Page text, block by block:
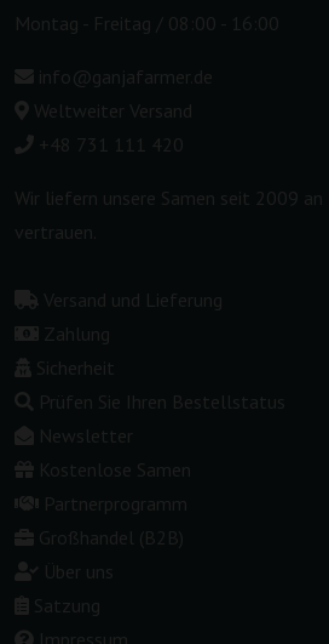
Montag - Freitag / 08:00 - 16:00
info@ganjafarmer.de
Weltweiter Versand
+48 731 111 420
Wir liefern unsere Samen seit 2009 an
vertrauen.
Versand und Lieferung
Zahlung
Sicherheit
Prüfen Sie Ihren Bestellstatus
Newsletter
Kostenlose Samen
Partnerprogramm
Großhandel (B2B)
Über uns
Satzung
Impressum